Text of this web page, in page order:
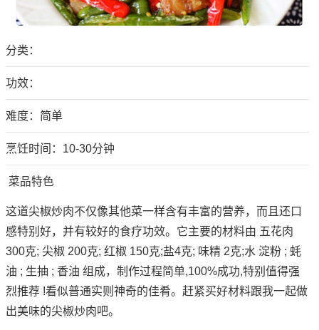
分类：
功效：
难度：简单
烹饪时间：10-30分钟
菜品特色
这道尖椒炒肉不仅像其他菜一样含有丰富的营养，而且还口
感特别好，并有较好的食疗功效。它主要的材料由 五花肉
300克; 尖椒 200克; 红椒 150克;盐4克; 味精 2克;水 淀粉 ; 蚝
油 ; 生抽 ; 香油 组成，制作过程简单,100%成功,特别值得强
烈推荐 !看似普通实则神奇的佳肴。赶紧买好材料跟我一起做
出美味的尖椒炒肉吧。